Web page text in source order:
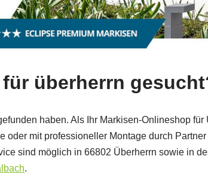
überherrn
haben. Als Ihr Markisen-Onlineshop
oder mit professioneller Montage durch
sind möglich in 66802 Überherrn sowie in
.